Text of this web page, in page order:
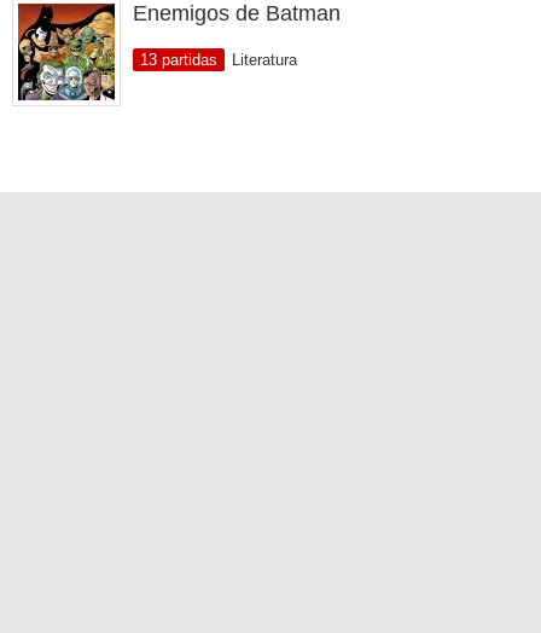
Enemigos de Batman
13 partidas Literatura